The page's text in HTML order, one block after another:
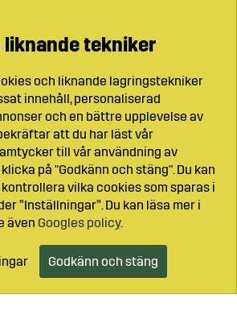
i kundvagnen
liknande tekniker
och liknande lagringstekniker
innehåll, personaliserad
och en bättre upplevelse av
att du har läst vår
till vår användning av
på "Godkänn och stäng". Du kan
vilka cookies som sparas i
”Inställningar”. Du kan läsa mer i
även Googles policy.
Godkänn och stäng